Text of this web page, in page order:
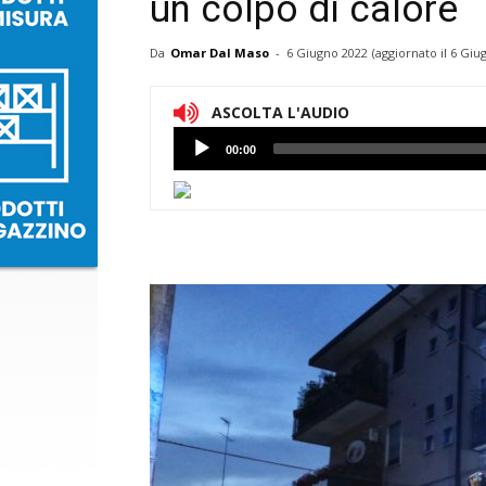
un colpo di calore
Da Omar Dal Maso - 6 Giugno 2022 (aggiornato il 6
ASCOLTA L'AUDIO
Lettore
Audio
00:00